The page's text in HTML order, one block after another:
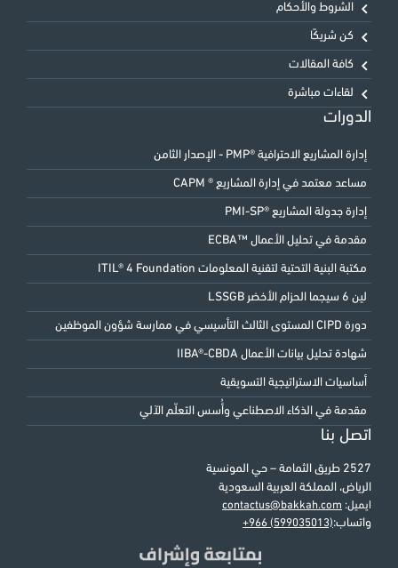
الشروط والأحكام
كن شريكًا
كافة المقالات
لقاءات مباشرة
الدورات
إدارة المشاريع الاحترافية ®PMP - الإصدار الثامن
مساعد معتمد في إدارة المشاريع ® CAPM
إدارة جدولة المشاريع ®PMI-SP
مقدمة في تحليل الأعمال ™ECBA
مكتبة البنية التحتية لتقنية المعلومات ITIL® 4 Foundation
لين 6 سيجما الحزام الأخضر LSSGB
دورة CIPD المستوى الثالث التأسيسي في ممارسة شؤون الموظفين
شهادة تحليل بيانات الأعمال IIBA®-CBDA
أساسيات الاستراتيجية التسويقية
مقدمة في الذكاء الاصطناعي وأُسس التعلّم الآلي
اتصل بنا
2527 طريق الثمامة – حي المونسية
الرياض، المملكة العربية السعودية
ايميل: contactus@bakkah.com
واتساب:+966 (599035013)